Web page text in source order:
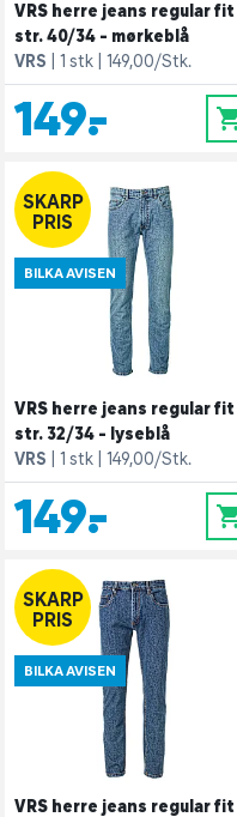
VRS herre jeans regular fit
str. 40/34 - mørkeblå
VRS
1 stk 149,00/Stk.
149,- 0
SKARP
PRIS
BILKA AVISEN
VRS herre jeans regular fit
str. 32/34 - lyseblå
VRS
1 stk 149,00/Stk.
149,- 0
SKARP
PRIS
BILKA AVISEN
VRS herre jeans regular fit